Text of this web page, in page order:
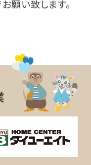
願い致します。